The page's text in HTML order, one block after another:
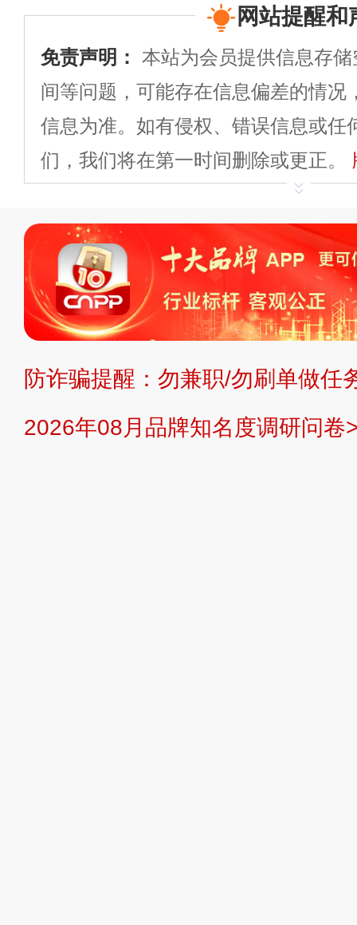
网站提醒和
免责声明： 本站为会员提供信息存
间等问题，可能存在信息偏差的情况
信息为准。如有侵权、错误信息或任
们，我们将在第一时间删除或更正。
平台自有内容（文字
标、LOGO 等）知识产权归本站所
复制、转载、商用。本站不生产产
不代理、不招商、不提供中介服务。
持投资购买的观点或意见，页面信息
提交说明： 快速提交发布>> 提交品
防诈骗提醒：勿兼职/勿刷单做任
2026年08月品牌知名度调研问卷